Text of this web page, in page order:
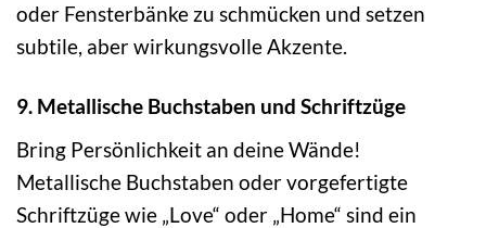
oder Fensterbänke zu schmücken und setzen
subtile, aber wirkungsvolle Akzente.
9. Metallische Buchstaben und Schriftzüge
Bring Persönlichkeit an deine Wände!
Metallische Buchstaben oder vorgefertigte
Schriftzüge wie „Love“ oder „Home“ sind ein